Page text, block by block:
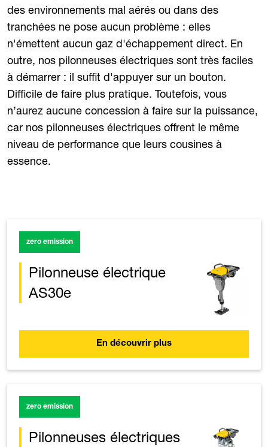
des environnements mal aérés ou dans des
tranchées ne pose aucun problème : elles
n'émettent aucun gaz d'échappement direct. En
outre, nos pilonneuses électriques sont très faciles
à démarrer : il suffit d'appuyer sur un bouton.
Difficile de faire plus pratique. Toutefois, vous
n’aurez aucune concession à faire sur la puissance,
car nos pilonneuses électriques offrent le même
niveau de performance que leurs cousines à
essence.
zero emission
Pilonneuse électrique
AS30e
En découvrir plus
zero emission
Pilonneuses électriques